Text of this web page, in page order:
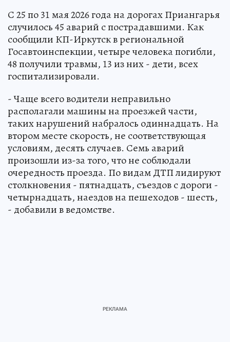
С 25 по 31 мая 2026 года на дорогах Приангарья
случилось 45 аварий с пострадавшими. Как
сообщили КП-Иркутск в региональной
Госавтоинспекции, четыре человека погибли,
48 получили травмы, 13 из них - дети, всех
госпитализировали.
- Чаще всего водители неправильно
располагали машины на проезжей части,
таких нарушений набралось одиннадцать. На
втором месте скорость, не соответствующая
условиям, десять случаев. Семь аварий
произошли из-за того, что не соблюдали
очередность проезда. По видам ДТП лидируют
столкновения - пятнадцать, съездов с дороги -
четырнадцать, наездов на пешеходов - шесть,
- добавили в ведомстве.